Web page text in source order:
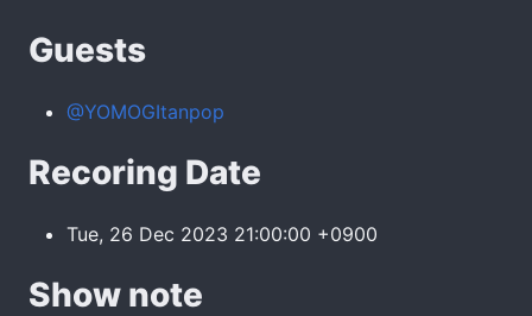
Guests
@YOMOGItanpop
Recoring Date
Tue, 26 Dec 2023 21:00:00 +0900
Show note